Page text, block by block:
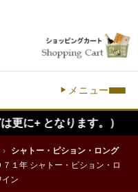
メニュー
ります。）
›
シャトー・ピション・ロング
７１年 シャトー・ピション・ロ
ン